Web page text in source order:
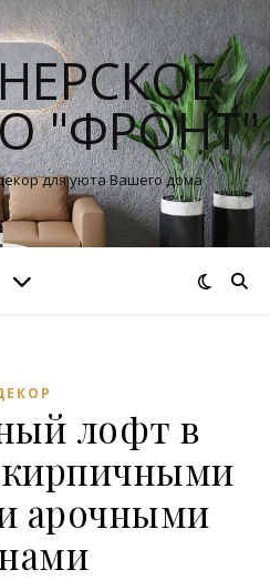
"ФРОНТ"
для уюта Вашего дома
лофт в
арочными